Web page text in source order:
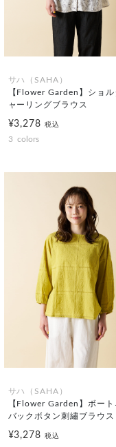
サハ（SAHA）
【Flower Garden】ショル
ャーリングブラウス
¥3,278税込
3 colors
サハ（SAHA）
【Flower Garden】ボート
バックボタン刺繡ブラウス
¥3,278税込